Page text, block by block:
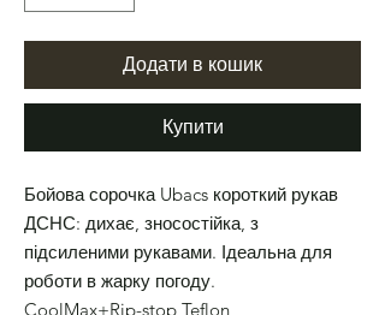
Додати в кошик
Купити
Бойова сорочка Ubacs короткий рукав
ДСНС: дихає, зносостійка, з
підсиленими рукавами. Ідеальна для
роботи в жарку погоду.
CoolMax+Rip-stop Teflon